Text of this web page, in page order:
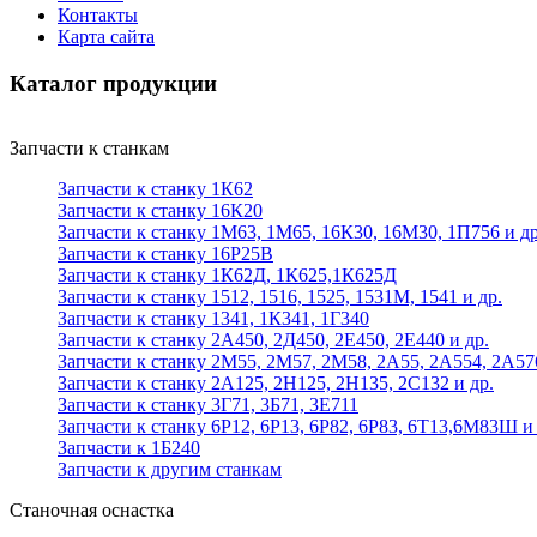
Контакты
Карта сайта
Каталог продукции
Запчасти к станкам
Запчасти к станку 1К62
Запчасти к станку 16К20
Запчасти к станку 1М63, 1М65, 16К30, 16М30, 1П756 и
Запчасти к станку 16Р25В
Запчасти к станку 1К62Д, 1К625,1К625Д
Запчасти к станку 1512, 1516, 1525, 1531М, 1541 и др.
Запчасти к станку 1341, 1К341, 1Г340
Запчасти к станку 2А450, 2Д450, 2Е450, 2Е440 и др.
Запчасти к станку 2М55, 2М57, 2М58, 2А55, 2А554,
Запчасти к станку 2А125, 2Н125, 2Н135, 2С132 и др.
Запчасти к станку 3Г71, 3Б71, 3Е711
Запчасти к станку 6Р12, 6Р13, 6Р82, 6Р83, 6Т13,6М83Ш и
Запчасти к 1Б240
Запчасти к другим станкам
Станочная оснастка